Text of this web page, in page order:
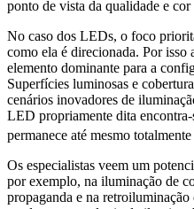
ponto de vista da qualidade e
No caso dos LEDs, o foco
como ela é direcionada. Por isso
elemento dominante para a
Superfícies luminosas e
cenários inovadores de
LED propriamente dita
permanece até mesmo
Os especialistas veem um
por exemplo, na iluminação de
propaganda e na retroiluminação